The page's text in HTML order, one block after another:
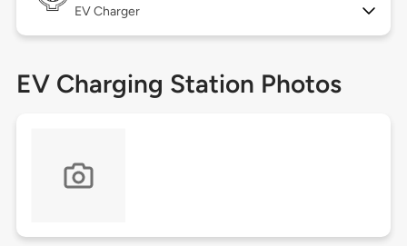
EV Charger
EV Charging Station Photos